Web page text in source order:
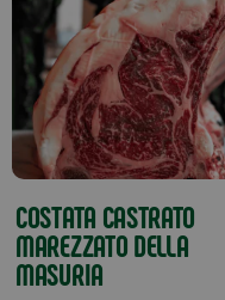
COSTATA CASTRATO
MAREZZATO DELLA
MASURIA